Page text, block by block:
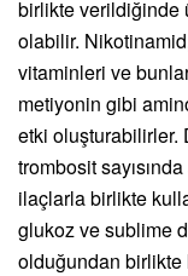
birlikte verildiğinde
olabilir.
vitaminleri ve
metiyonin gibi
etki oluşturabilirler.
trombosit
ilaçlarla birlikte
glukoz ve sublime
olduğundan birlikte